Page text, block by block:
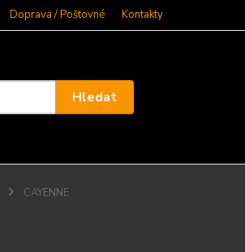
Doprava / Poštovné Kontakty
Hledat
CAYENNE